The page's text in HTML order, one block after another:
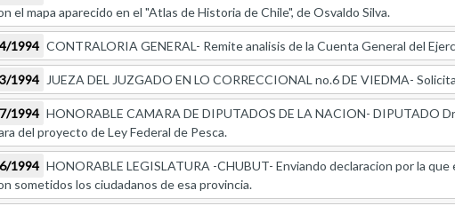
el mapa aparecido en el "Atlas de Historia de Chile", de Osvaldo Silva.
1994 CONTRALORIA GENERAL- Remite analisis de la Cuenta General del
1994 JUEZA DEL JUZGADO EN LO CORRECCIONAL no.6 DE VIEDMA-
1994 HONORABLE CAMARA DE DIPUTADOS DE LA NACION- DIPUTADO
del proyecto de Ley Federal de Pesca.
1994 HONORABLE LEGISLATURA -CHUBUT- Enviando declaracion por la
sometidos los ciudadanos de esa provincia.